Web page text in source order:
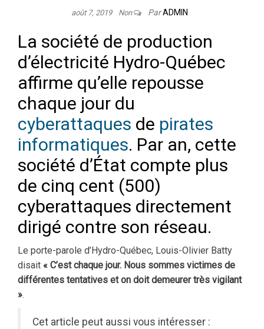
août 7, 2019 Non ParADMIN
La société de production
d’électricité Hydro-Québec
affirme qu’elle repousse
chaque jour du
cyberattaques de pirates
informatiques. Par an, cette
société d’État compte plus
de cinq cent (500)
cyberattaques directement
dirigé contre son réseau.
Le porte-parole d’Hydro-Québec, Louis-Olivier Batty
disait « C’est chaque jour. Nous sommes victimes de
différentes tentatives et on doit demeurer très vigilant
».
Cet article peut aussi vous intéresser :